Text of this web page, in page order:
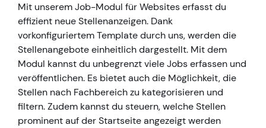
Mit unserem Job-Modul für Websites erfasst du
effizient neue Stellenanzeigen. Dank
vorkonfiguriertem Template durch uns, werden die
Stellenangebote einheitlich dargestellt. Mit dem
Modul kannst du unbegrenzt viele Jobs erfassen und
veröffentlichen. Es bietet auch die Möglichkeit, die
Stellen nach Fachbereich zu kategorisieren und
filtern. Zudem kannst du steuern, welche Stellen
prominent auf der Startseite angezeigt werden